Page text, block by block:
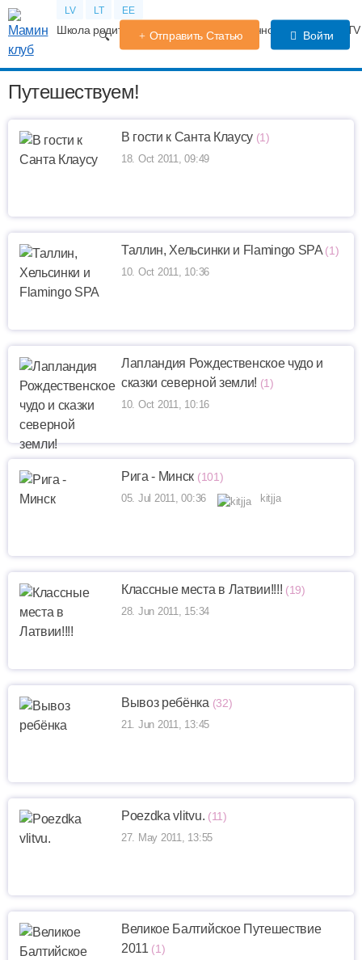
LV LT EE
Школа родителей Календарь беременности Форум
Отправить Статью Войти
Путешествуем!
В гости к Санта Клаусу (1)
18. Oct 2011, 09:49
Таллин, Хельсинки и Flamingo SPA (1)
10. Oct 2011, 10:36
Лапландия Рождественское чудо и
сказки северной земли! (1)
10. Oct 2011, 10:16
Рига - Минск (101)
05. Jul 2011, 00:36 kitjja
Классные места в Латвии!!!! (19)
28. Jun 2011, 15:34
Вывоз ребёнка (32)
21. Jun 2011, 13:45
Poezdka vlitvu. (11)
27. May 2011, 13:55
Великое Балтийское Путешествие
2011 (1)